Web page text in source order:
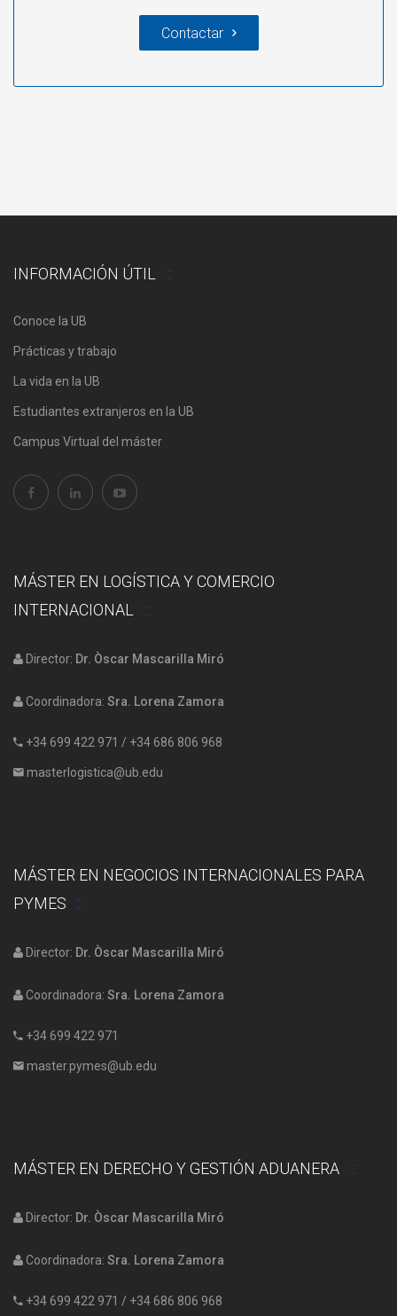
Contactar
INFORMACIÓN ÚTIL
Conoce la UB
Prácticas y trabajo
La vida en la UB
Estudiantes extranjeros en la UB
Campus Virtual del máster
MÁSTER EN LOGÍSTICA Y COMERCIO
INTERNACIONAL
Director: Dr. Òscar Mascarilla Miró
Coordinadora: Sra. Lorena Zamora
+34 699 422 971 / +34 686 806 968
masterlogistica@ub.edu
MÁSTER EN NEGOCIOS INTERNACIONALES PARA
PYMES
Director: Dr. Òscar Mascarilla Miró
Coordinadora: Sra. Lorena Zamora
+34 699 422 971
master.pymes@ub.edu
MÁSTER EN DERECHO Y GESTIÓN ADUANERA
Director: Dr. Òscar Mascarilla Miró
Coordinadora: Sra. Lorena Zamora
+34 699 422 971 / +34 686 806 968